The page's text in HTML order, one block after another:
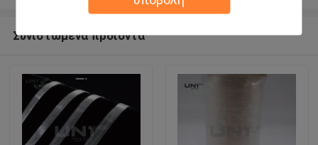
Συνιστώμενα προϊόντα